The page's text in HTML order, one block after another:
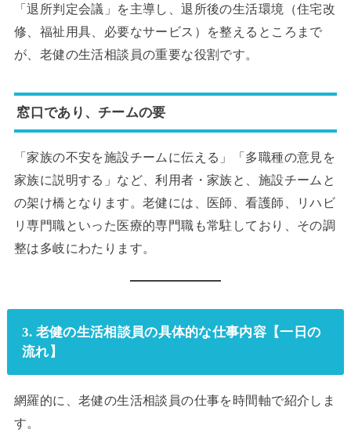
「退所判定会議」を主導し、退所後の生活環境（住宅改
修、福祉用具、必要なサービス）を整えるところまで
が、老健の生活相談員の重要な役割です。
窓口であり、チームの要
「家族の不安を施設チームに伝える」「多職種の意見を
家族に説明する」など、利用者・家族と、施設チームと
の架け橋となります。老健には、医師、看護師、リハビ
リ専門職といった医療的専門職も常駐しており、その調
整は多岐にわたります。
3. 老健の生活相談員の具体的な仕事内容【一日の
流れ】
網羅的に、老健の生活相談員の仕事を時間軸で紹介しま
す。